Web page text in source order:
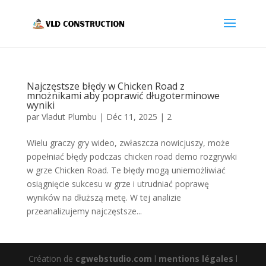
Najczęstsze błędy w Chicken Road z
mnożnikami aby poprawić długoterminowe
wyniki
par Vladut Plumbu | Déc 11, 2025 | 2
Wielu graczy gry wideo, zwłaszcza nowicjuszy, może
popełniać błędy podczas chicken road demo rozgrywki
w grze Chicken Road. Te błędy mogą uniemożliwiać
osiągnięcie sukcesu w grze i utrudniać poprawę
wyników na dłuższą metę. W tej analizie
przeanalizujemy najczęstsze...
Création de cgwebstudio.com l mentions légales l